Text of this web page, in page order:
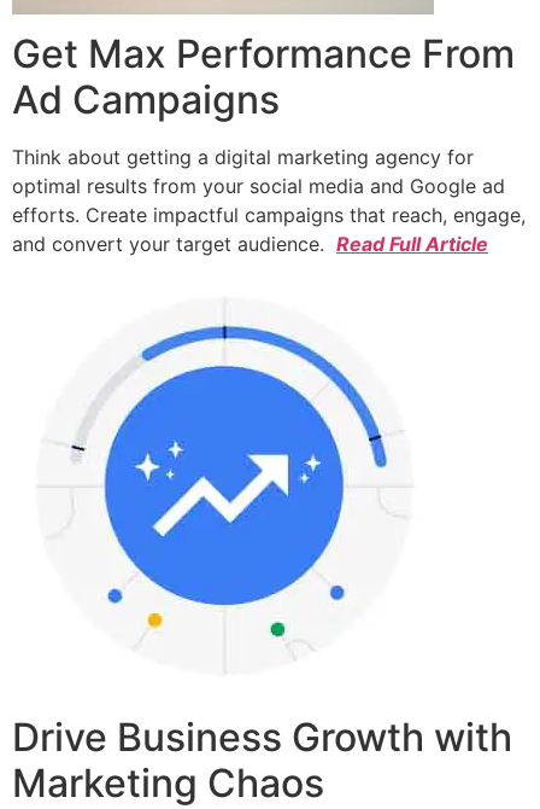
Get Max Performance From
Ad Campaigns
Think about getting a digital marketing agency for
optimal results from your social media and Google ad
efforts. Create impactful campaigns that reach, engage,
and convert your target audience. Read Full Article
Drive Business Growth with
Marketing Chaos